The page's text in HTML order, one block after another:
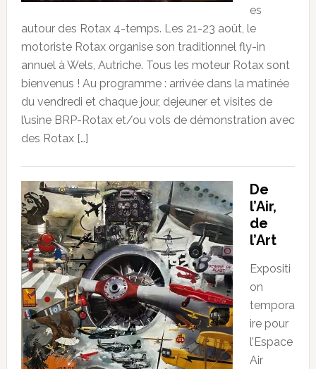
es
autour des Rotax 4-temps. Les 21-23 août, le
motoriste Rotax organise son traditionnel fly-in
annuel à Wels, Autriche. Tous les moteur Rotax sont
bienvenus ! Au programme : arrivée dans la matinée
du vendredi et chaque jour, dejeuner et visites de
l’usine BRP-Rotax et/ou vols de démonstration avec
des Rotax […]
De
l’Air,
de
l’Art
Expositi
on
tempora
ire pour
l’Espace
Air